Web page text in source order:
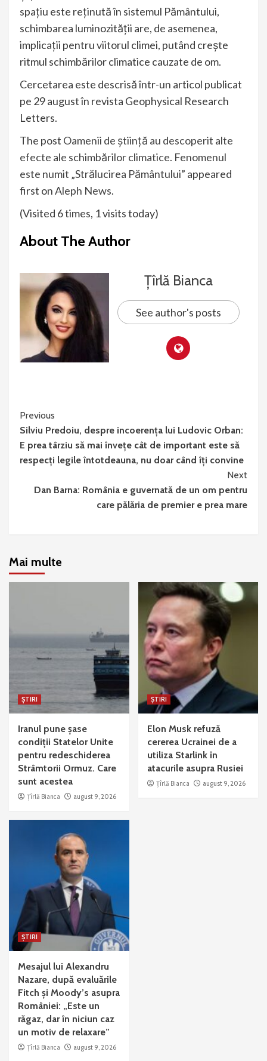
spaţiu este reţinută în sistemul Pământului,
schimbarea luminozităţii are, de asemenea,
implicaţii pentru viitorul climei, putând creşte
ritmul schimbărilor climatice cauzate de om.
Cercetarea este descrisă într-un articol publicat
pe 29 august în revista Geophysical Research
Letters.
The post Oamenii de știință au descoperit alte
efecte ale schimbărilor climatice. Fenomenul
este numit „Strălucirea Pământului” appeared
first onAleph News.
(Visited 6 times, 1 visits today)
About The Author
Țîrlă Bianca
See author's posts
Continue
Reading
Previous
Silviu Predoiu, despre incoerența lui Ludovic Orban:
E prea târziu să mai învețe cât de important este să
respecți legile întotdeauna, nu doar când îți convine
Next
Dan Barna: România e guvernată de un om pentru
care pălăria de premier e prea mare
Mai multe
ȘTIRI
Iranul pune șase
condiții Statelor Unite
pentru redeschiderea
Strâmtorii Ormuz. Care
sunt acestea
Țîrlă Bianca august 9, 2026
ȘTIRI
Elon Musk refuză
cererea Ucrainei de a
utiliza Starlink în
atacurile asupra Rusiei
Țîrlă Bianca august 9, 2026
ȘTIRI
Mesajul lui Alexandru
Nazare, după evaluările
Fitch și Moody’s asupra
României: „Este un
răgaz, dar în niciun caz
un motiv de relaxare”
Țîrlă Bianca august 9, 2026